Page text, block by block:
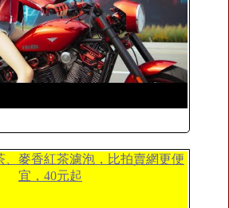
、麥香紅茶濾泡，比拍賣網更便
宜，40元起